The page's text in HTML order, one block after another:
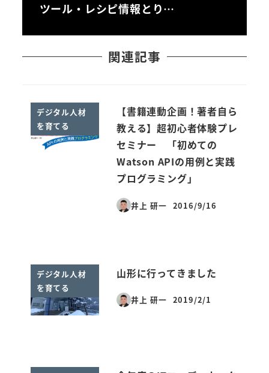
ツール・レシピ情報とり…
関連記事
デジタル人材
を育てる
【書籍連動企画！著者自ら
教える】超初心者体験プレ
セミナー 「初めての
Watson APIの用例と実践
プログラミング」
井上 研一
投稿日
2016/9/16
デジタル人材
を育てる
山形に行ってきました
井上 研一
投稿日
2019/2/1